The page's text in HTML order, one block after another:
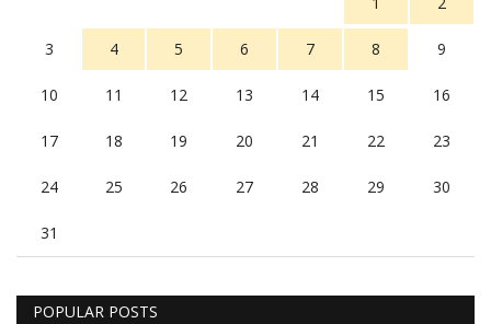
3 4 5 6 7 8 9
10 11 12 13 14 15 16
17 18 19 20 21 22 23
24 25 26 27 28 29 30
31
POPULAR POSTS